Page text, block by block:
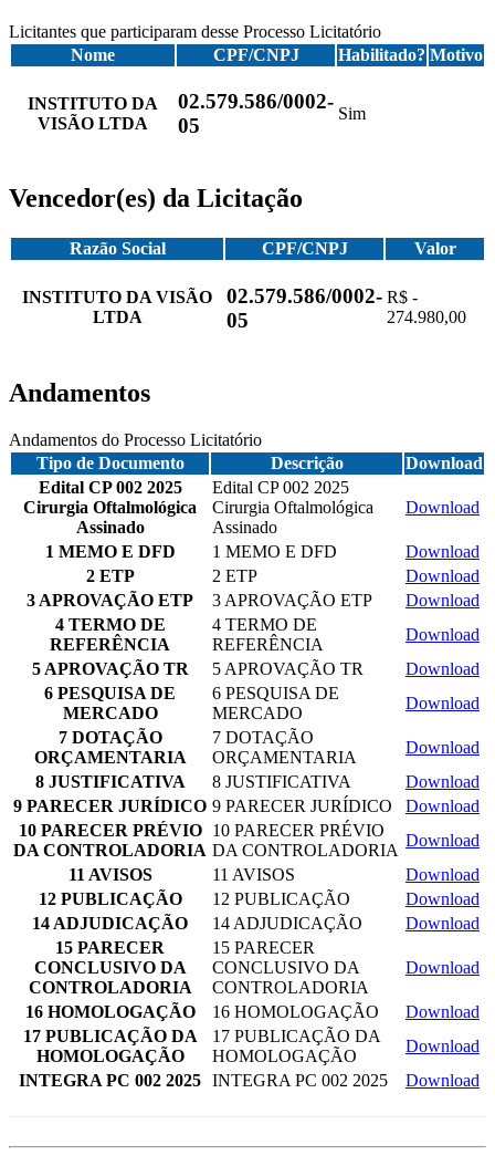
Licitantes que participaram desse Processo Licitatório
Nome
CPF/CNPJ Habilitado? Motivo
INSTITUTO DA
VISÃO LTDA
02.579.586/0002-
05
Sim
Vencedor(es) da Licitação
Razão Social CPF/CNPJ Valor
INSTITUTO DA VISÃO
LTDA
02.579.586/0002-
05
R$ -
274.980,00
Andamentos
Andamentos do Processo Licitatório
Tipo de Documento
Descrição
Download
Edital CP 002 2025
Cirurgia Oftalmológica
Assinado
Edital CP 002 2025
Cirurgia Oftalmológica
Assinado
Download
1 MEMO E DFD 1 MEMO E DFD
Download
2 ETP
2 ETP
Download
3 APROVAÇÃO ETP
3 APROVAÇÃO ETP
Download
4 TERMO DE
REFERÊNCIA
4 TERMO DE
REFERÊNCIA
Download
5 APROVAÇÃO TR
5 APROVAÇÃO TR
Download
6 PESQUISA DE
MERCADO
6 PESQUISA DE
MERCADO
Download
7 DOTAÇÃO
ORÇAMENTARIA
7 DOTAÇÃO
ORÇAMENTARIA
Download
8 JUSTIFICATIVA
8 JUSTIFICATIVA
Download
9 PARECER JURÍDICO 9 PARECER JURÍDICO
Download
10 PARECER PRÉVIO
DA CONTROLADORIA
10 PARECER PRÉVIO
DA CONTROLADORIA
Download
11 AVISOS
11 AVISOS
Download
12 PUBLICAÇÃO
12 PUBLICAÇÃO
Download
14 ADJUDICAÇÃO
14 ADJUDICAÇÃO
Download
15 PARECER
CONCLUSIVO DA
CONTROLADORIA
15 PARECER
CONCLUSIVO DA
CONTROLADORIA
Download
16 HOMOLOGAÇÃO 16 HOMOLOGAÇÃO
Download
17 PUBLICAÇÃO DA
HOMOLOGAÇÃO
17 PUBLICAÇÃO DA
HOMOLOGAÇÃO
Download
INTEGRA PC 002 2025 INTEGRA PC 002 2025 Download